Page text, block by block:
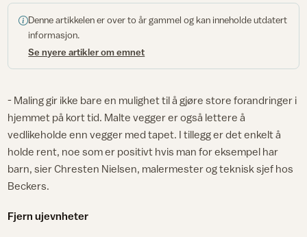
Denne artikkelen er over to år gammel og kan inneholde utdatert
informasjon.
Se nyere artikler om emnet
- Maling gir ikke bare en mulighet til å gjøre store forandringer i
hjemmet på kort tid. Malte vegger er også lettere å
vedlikeholde enn vegger med tapet. I tillegg er det enkelt å
holde rent, noe som er positivt hvis man for eksempel har
barn, sier Chresten Nielsen, malermester og teknisk sjef hos
Beckers.
Fjern ujevnheter